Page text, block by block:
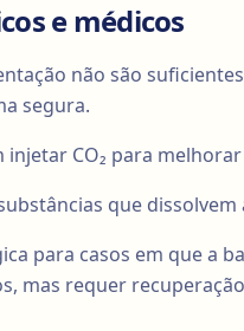
e médicos
não são
segura.
injetar CO₂ para
que
para casos em que a
mas requer